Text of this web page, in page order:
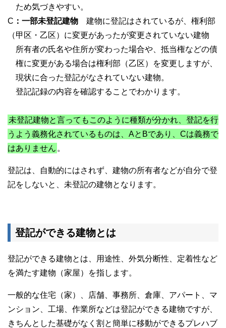
ため気づきやすい。
C ：一部未登記建物 建物に登記はされているが、権利部
（甲区・乙区）に変更があったが変更されていない建物
所有者の氏名や住所が変わった場合や、抵当権などの債
権に変更がある場合は権利部（乙区）を変更しますが、
現状に合った登記がなされていない建物。
登記記録の内容を確認することでわかります。
未登記建物と言ってもこのように種類が分かれ、登記を行
うよう義務化されているものは、AとBであり、Cは義務で
はありません 。
登記は、自動的にはされず、建物の所有者などが自分で登
記をしないと、未登記の建物となります。
登記ができる建物とは
登記ができる建物とは、用途性、外気分断性、定着性など
を満たす建物（家屋）を指します。
一般的な住宅（家）、店舗、事務所、倉庫、アパート、マ
ンション、工場、作業所などは登記ができる建物ですが、
きちんとした基礎がなく割と簡単に移動ができるプレハブ